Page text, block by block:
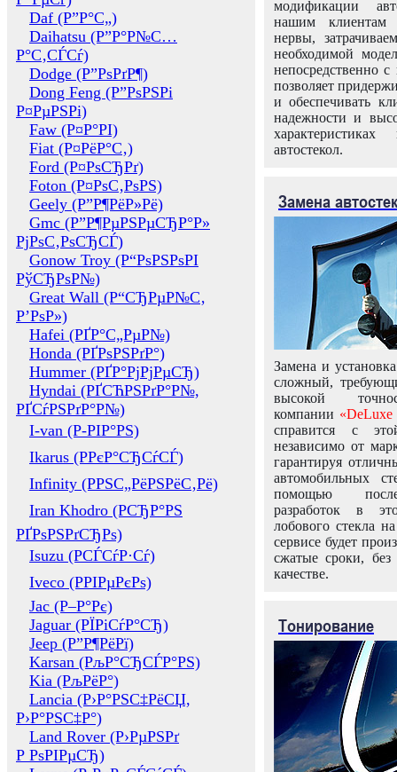
Daf (Р”Р°С„)
Daihatsu (Р”Р°Р№С…
Р°С‚СЃСѓ)
Dodge (Р”РѕРґР¶)
Dong Feng (Р”РѕРЅРі
Р¤РµРЅРі)
Faw (Р¤Р°РІ)
Fiat (Р¤РёР°С‚)
Ford (Р¤РѕСЂРґ)
Foton (Р¤РѕС‚РѕРЅ)
Geely (Р”Р¶РёР»Рё)
Gmc (Р”Р¶РµРЅРµСЂР°Р»
РјРѕС‚РѕСЂСЃ)
Gonow Troy (Р“РѕРЅРѕРІ
РўСЂРѕР№)
Great Wall (Р“СЂРµР№С‚
Р’РѕР»)
Hafei (РҐР°С„РµР№)
Honda (РҐРѕРЅРґР°)
Hummer (РҐР°РјРјРµСЂ)
Hyndai (РҐСЋРЅРґР°Р№,
РҐСѓРЅРґР°Р№)
I-van (Р-РІР°РЅ)
Ikarus (РРєР°СЂСѓСЃ)
Infinity (РРЅС„РёРЅРёС‚Рё)
Iran Khodro (РСЂР°РЅ
РҐРѕРЅРґСЂРѕ)
Isuzu (РСЃСѓР·Сѓ)
Iveco (РРІРµРєРѕ)
Jac (Р–Р°Рє)
Jaguar (РЇРіСѓР°СЂ)
Jeep (Р”Р¶РёРї)
Karsan (РљР°СЂСЃР°РЅ)
Kia (РљРёР°)
Lancia (Р›Р°РЅС‡РёСЏ,
Р›Р°РЅС‡Р°)
Land Rover (Р›РµРЅРґ
Р РѕРІРµСЂ)
модификации
нашим клиентам
нервы,
необходимой
непосредственно
позволяет
и обеспечивать
надежности и
автостекол.
Замена
Замена и
сложный,
высокой
компании «DeLuxe
справится с
независимо от
гарантируя
автомобильных
помощью
разработок в
лобового стекла
сервисе будет
сжатые сроки,
качестве.
Тонирование